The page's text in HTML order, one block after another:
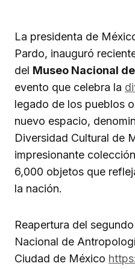
La presidenta de
Pardo, inauguró
del Museo Nacional
evento que celebra la
legado de los pueblos
nuevo espacio,
Diversidad Cultural de
impresionante
6,000 objetos que
la nación.
Reapertura del
Nacional de
Ciudad de México